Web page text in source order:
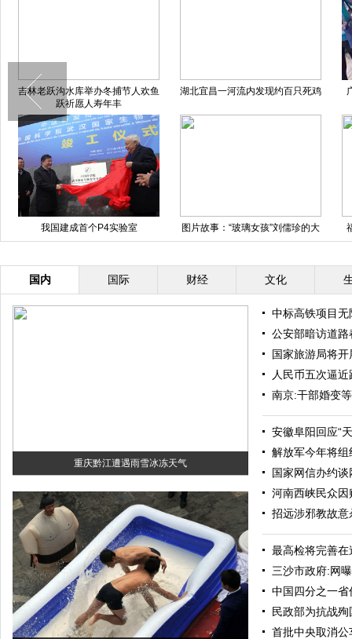
吉林老跃沟水库举办冬捕节人欢鱼
跃祈愿人寿年丰
湖北宜昌一河流内发现约百只死鸡
我国建成首个P4实验室
图片故事：“玻璃女孩”刘儒珍的大
学生活
国内 国际 财经 文化
重庆黔江遭遇雨雪冰冻天气
中标高铁项目
公安部暗访道
国家旅游局将
人民币五次逼
南京:干部婚变
安徽阜阳回应“
解放军今年将
国家网信办约
河南西峡民众
招远涉邪教故
最高检将完善
三沙市政府:网
中国四分之一
民政部为抗战
首批中央取消公